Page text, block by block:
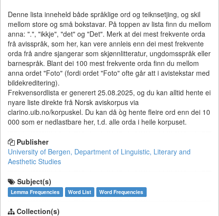
Denne lista inneheld både språklige ord og teiknsetjing, og skil
mellom store og små bokstavar. På toppen av lista finn du mellom
anna: ".", "ikkje", "det" og "Det". Merk at dei mest frekvente orda
frå avisspråk, som her, kan vere annleis enn dei mest frekvente
orda frå andre sjangerar som skjønnlitteratur, ungdomsspråk eller
barnespråk. Blant dei 100 mest frekvente orda finn du mellom
anna ordet "Foto" (fordi ordet "Foto" ofte går att i avistekstar med
bildekreditering).
Frekvensordlista er generert 25.08.2025, og du kan alltid hente ei
nyare liste direkte frå Norsk aviskorpus via
clarino.uib.no/korpuskel. Du kan då òg hente fleire ord enn dei 10
000 som er nedlastbare her, t.d. alle orda i heile korpuset.
Publisher
University of Bergen, Department of Linguistic, Literary and
Aesthetic Studies
Subject(s)
Lemma Frequencies Word List Word Frequencies
Collection(s)